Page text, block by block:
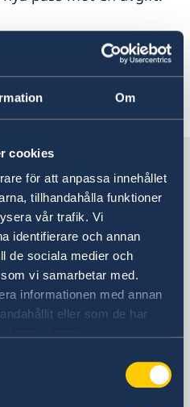
Om
cookies
för att anpassa innehållet
tillhandahålla funktioner
vår trafik. Vi
identifierare och annan
de sociala medier och
vi samarbetar med.
informationen med annan
eller som de har
och passförnyelse
2025, 10.30